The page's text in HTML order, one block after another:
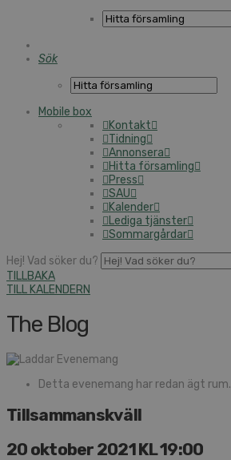
Sök
Mobile box
Kontakt
Tidning
Annonsera
Hitta församling
Press
SAU
Kalender
Lediga tjänster
Sommargårdar
Hej! Vad söker du?
TILLBAKA
TILL KALENDERN
The Blog
Detta evenemang har redan ägt rum.
Tillsammanskväll
20 oktober 2021 KL 19:00